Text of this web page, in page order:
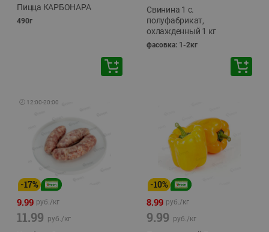
Пицца КАРБОНАРА
490г
Свинина 1 с.
полуфабрикат,
охлажденный 1 кг
фасовка: 1-2кг
🕘 12:00-20:00
-17%
9.99 руб./кг
11.99 руб./кг
-10%
8.99 руб./кг
9.99 руб./кг